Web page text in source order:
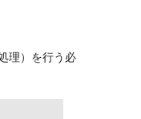
理）を行う必